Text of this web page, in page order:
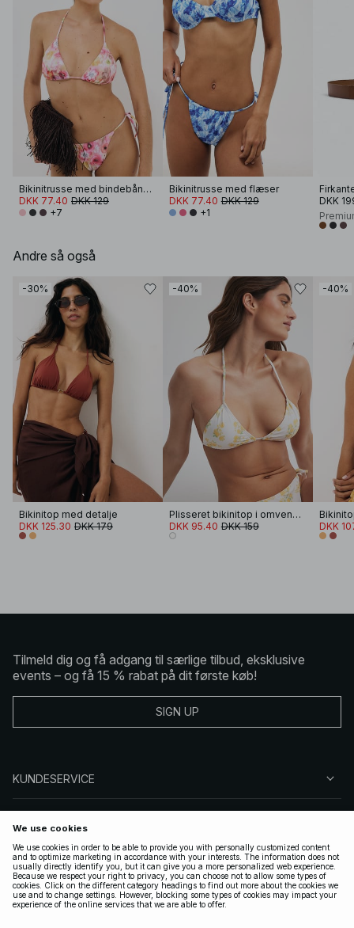
Bikinitrusse med bindebånd i siden
DKK 77.40 DKK 129
+7
Bikinitrusse med flæser
DKK 77.40 DKK 129
+1
DKK
Andre så også
-30%
Bikinitop med detalje
DKK 125.30 DKK 179
-40%
Plisseret bikinitop i omvendt trekant
DKK 95.40 DKK 159
-40%
DKK
Tilmeld dig og få adgang til særlige tilbud, eksklusive
events – og få 15 % rabat på dit første køb!
SIGN UP
KUNDESERVICE
FØLG OS
GYLDIGE